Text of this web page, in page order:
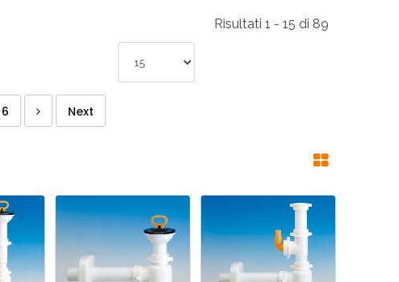
Risultati 1 - 15 di 89
6 Next